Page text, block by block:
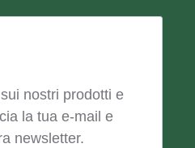
nostri prodotti e
la tua e-mail e
newsletter.